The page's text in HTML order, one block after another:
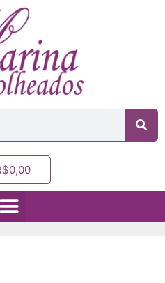
0,00